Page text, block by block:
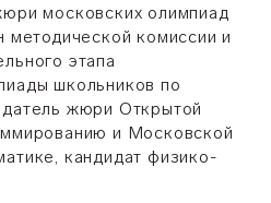
московских олимпиад
методической комиссии и
этапа
школьников по
жюри Открытой
и Московской
кандидат физико-